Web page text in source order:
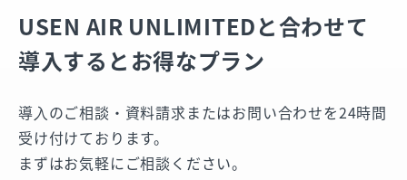
USEN AIR UNLIMITEDと合わせて
導入するとお得なプラン
導⼊のご相談・資料請求またはお問い合わせを24時間
受け付けております。
まずはお気軽にご相談ください。